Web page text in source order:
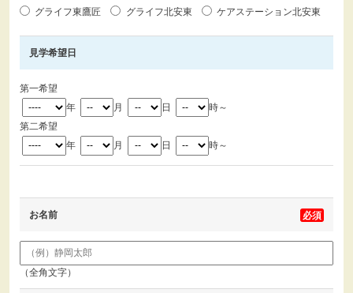
グライフ東鷹匠 グライフ北安東 ケアステーション北安東
見学希望日
第一希望
年
月 日
時～
第二希望
年
月 日 時～
お名前
（全角文字）